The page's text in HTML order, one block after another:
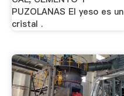
PUZOLANAS El yeso es un
cristal .